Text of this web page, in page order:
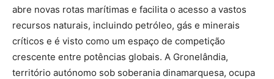
abre novas rotas marítimas e facilita o acesso a vastos
recursos naturais, incluindo petróleo, gás e minerais
críticos e é visto como um espaço de competição
crescente entre potências globais. A Gronelândia,
território autónomo sob soberania dinamarquesa, ocupa